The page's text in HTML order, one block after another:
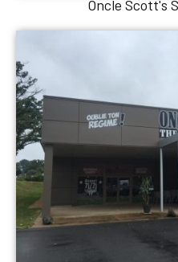
Oncle Scott's